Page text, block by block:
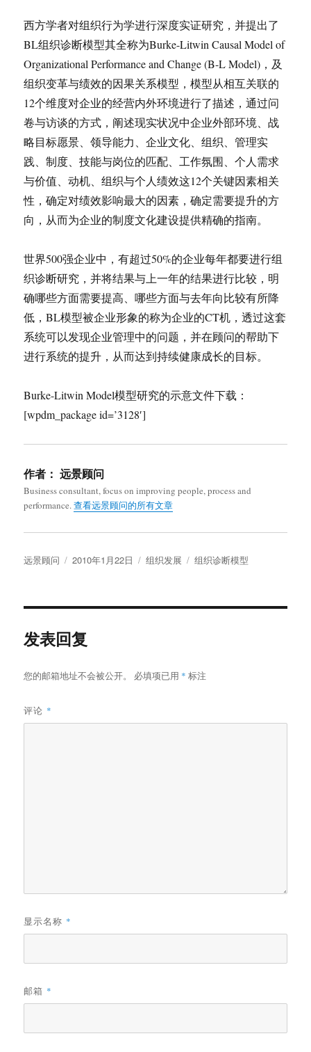
西方学者对组织行为学进行深度实证研究，并提出了
BL组织诊断模型其全称为Burke-Litwin Causal Model of
Organizational Performance and Change (B-L Model)，及
组织变革与绩效的因果关系模型，模型从相互关联的
12个维度对企业的经营内外环境进行了描述，通过问
卷与访谈的方式，阐述现实状况中企业外部环境、战
略目标愿景、领导能力、企业文化、组织、管理实
践、制度、技能与岗位的匹配、工作氛围、个人需求
与价值、动机、组织与个人绩效这12个关键因素相关
性，确定对绩效影响最大的因素，确定需要提升的方
向，从而为企业的制度文化建设提供精确的指南。
世界500强企业中，有超过50%的企业每年都要进行组
织诊断研究，并将结果与上一年的结果进行比较，明
确哪些方面需要提高、哪些方面与去年向比较有所降
低，BL模型被企业形象的称为企业的CT机，透过这套
系统可以发现企业管理中的问题，并在顾问的帮助下
进行系统的提升，从而达到持续健康成长的目标。
Burke-Litwin Model模型研究的示意文件下载：
[wpdm_package id=’3128′]
作者： 远景顾问
Business consultant, focus on improving people, process and
performance.查看远景顾问的所有文章
作
远景顾问
发
2010年1月22日
分
组织发展
标
组织诊断模型
发表回复
您的邮箱地址不会被公开。 必填项已用 * 标注
评论 *
显示名称 *
邮箱 *